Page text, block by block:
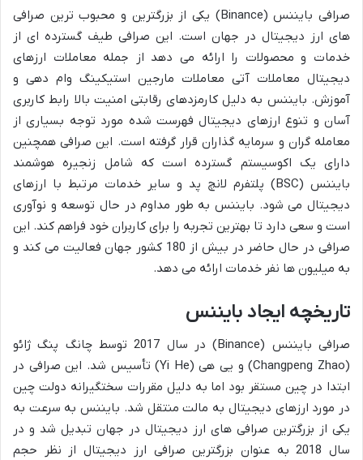
صرافی بایننس (Binance) یکی از بزرگترین و محبوب ترین صرافی
های ارز دیجیتال در جهان است. این صرافی طیف گسترده ای از
خدمات و محصولات را ارائه می دهد از جمله معاملات ارزهای
دیجیتال معاملات آتی معاملات مارجین استیکینگ وام دهی و
آموزش. بایننس به دلیل کارمزدهای رقابتی امنیت بالا رابط کاربری
آسان و تنوع ارزهای دیجیتال فهرست شده مورد توجه بسیاری از
معامله گران و سرمایه گذاران قرار گرفته است. این صرافی همچنین
دارای یک اکوسیستم گسترده است که شامل زنجیره هوشمند
بایننس (BSC) پلتفرم لانچ پد و سایر خدمات مرتبط با ارزهای
دیجیتال می شود. بایننس به طور مداوم در حال توسعه و نوآوری
است و سعی دارد تا بهترین تجربه را برای کاربران خود فراهم کند. این
صرافی در حال حاضر در بیش از 180 کشور جهان فعالیت می کند و
به میلیون ها نفر خدمات ارائه می دهد.
تاریخچه ایجاد بایننس
صرافی بایننس (Binance) در سال 2017 توسط چانگ پنگ ژائو
(Changpeng Zhao) و یی هی (Yi He) تأسیس شد. این صرافی در
ابتدا در چین مستقر بود اما به دلیل مقررات سختگیرانه دولت چین
در مورد ارزهای دیجیتال به مالت منتقل شد. بایننس به سرعت به
یکی از بزرگترین صرافی های ارز دیجیتال در جهان تبدیل شد و در
سال 2018 به عنوان بزرگترین صرافی ارز دیجیتال از نظر حجم